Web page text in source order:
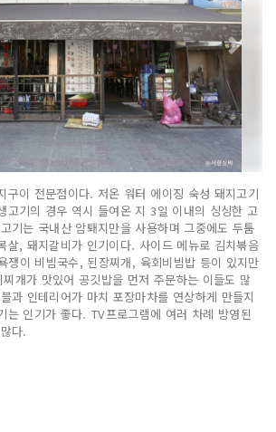
구이 전문점이다. 저온 워터 에이징 숙성 돼지고기
고기의 경우 역시 들여온 지 3일 이내의 싱싱한 고
기는 국내산 암퇘지만을 사용하며 그중에도 두툼
살, 돼지갈비가 인기이다. 사이드 메뉴로 김치볶음
쟁이 비빔국수, 된장찌개, 육회비빔밥 등이 있지만
개가 맛있어 공깃밥을 먼저 주문하는 이들도 많
과 인테리어가 마치 포장마차를 연상하게 만들지
는 인기가 좋다. TV프로그램에 여러 차례 방영된
다.